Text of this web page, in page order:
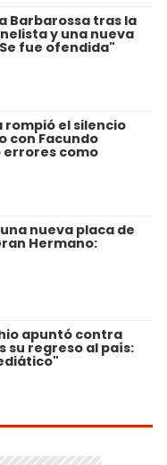
Barbarossa tras la
y una nueva
fue ofendida"
rompió el silencio
con Facundo
errores como
nueva placa de
Hermano:
apuntó contra
su regreso al país: